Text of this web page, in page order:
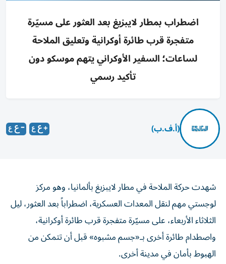
اضطراب بمطار لايبزيغ بعد العثور على مسيّرة
متفجرة قرب طائرة أوكرانية وتعليق الملاحة
لساعات؛ السفير الأوكراني يتهم موسكو دون
تأكيد رسمي
(أ.ف.ب)
شهدت حركة الملاحة في مطار لايبزيغ بألمانيا، وهو مركز
لوجستي مهم لنقل المعدات العسكرية، اضطراباً بعد العثور، ليل
الثلاثاء الأربعاء، على مسيّرة متفجرة قرب طائرة أوكرانية،
واصطدام طائرة أخرى بـ«جسم مشبوه» قبل أن تتمكن من
الهبوط بأمان في مدينة أخرى.